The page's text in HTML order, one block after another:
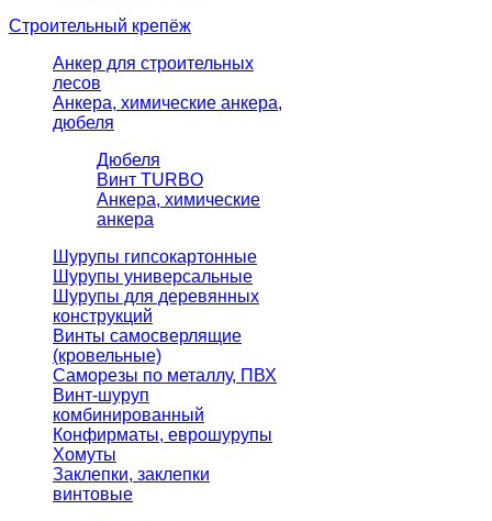
Строительный крепёж
Анкер для строительных
лесов
Анкера, химические анкера,
дюбеля
Дюбеля
Винт TURBO
Анкера, химические
анкера
Шурупы гипсокартонные
Шурупы универсальные
Шурупы для деревянных
конструкций
Винты самосверлящие
(кровельные)
Саморезы по металлу, ПВХ
Винт-шуруп
комбинированный
Конфирматы, еврошурупы
Хомуты
Заклепки, заклепки
винтовые